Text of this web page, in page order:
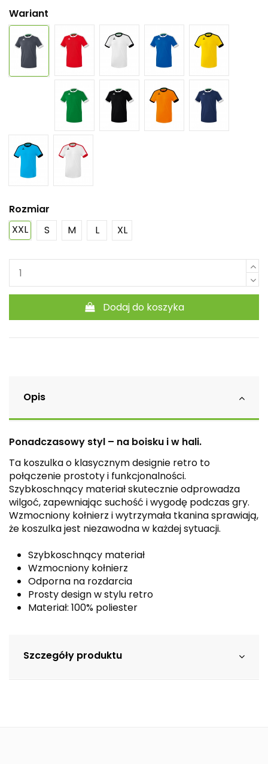
Wariant
Rozmiar
XXL
S M L XL
Dodaj do koszyka
Opis
Ponadczasowy styl – na boisku i w hali.
Ta koszulka o klasycznym designie retro to
połączenie prostoty i funkcjonalności.
Szybkoschnący materiał skutecznie odprowadza
wilgoć, zapewniając suchość i wygodę podczas gry.
Wzmocniony kołnierz i wytrzymała tkanina sprawiają,
że koszulka jest niezawodna w każdej sytuacji.
Szybkoschnący materiał
Wzmocniony kołnierz
Odporna na rozdarcia
Prosty design w stylu retro
Materiał: 100% poliester
Szczegóły produktu